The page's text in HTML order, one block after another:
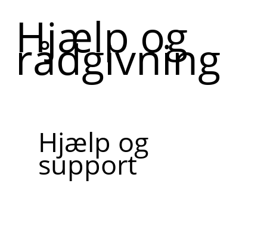
Hjælp og
rådgivning
Hjælp og
support